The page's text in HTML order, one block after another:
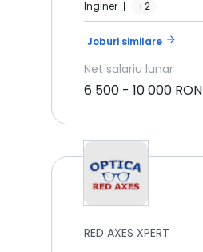
Inginer +2
Joburi similare arrow_forward
Net salariu lunar
6 500 - 10 000 RON
RED AXES XPERT